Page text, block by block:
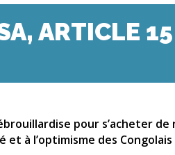
ARTICLE 15
pour s’acheter de
à l’optimisme des Congolais